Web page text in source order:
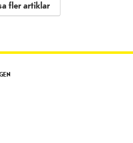
fler artiklar